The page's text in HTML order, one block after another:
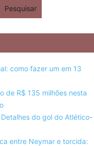
Pesquisar
como fazer um em 13
de R$ 135 milhões nesta
do gol do Atlético-
entre Neymar e torcida: